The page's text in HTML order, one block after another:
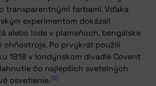
transparentnými farbami. Vďaka
experimentom dokázali
alebo lode v plameňoch, bengálske
ohňostroje. Po prvýkrát použili
1818 v londýnskom divadle Covent
čo najlepších svetelných
osvetlenie.[6]